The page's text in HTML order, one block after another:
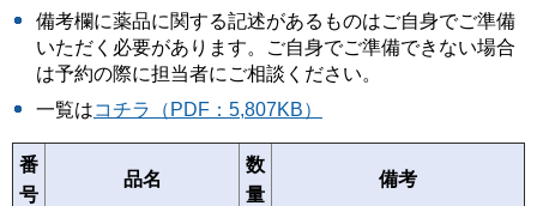
備考欄に薬品に関する記述があるものはご自身でご準備
いただく必要があります。ご自身でご準備できない場合
は予約の際に担当者にご相談ください。
一覧はコチラ（PDF：5,807KB）
番
号
品名
数
量
備考